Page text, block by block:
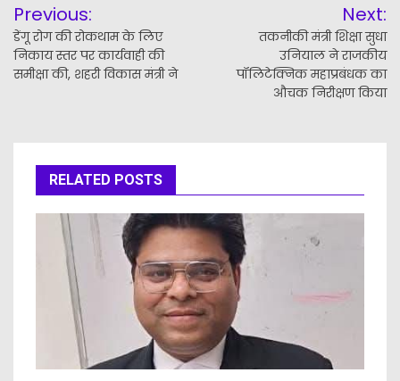
navigation
Previous:
डेंगू रोग की रोकथाम के लिए
निकाय स्तर पर कार्यवाही की
समीक्षा की, शहरी विकास मंत्री ने
Next:
तकनीकी मंत्री शिक्षा सुधा
उनियाल ने राजकीय
पॉलिटेक्निक महाप्रबंधक का
औचक निरीक्षण किया
RELATED POSTS